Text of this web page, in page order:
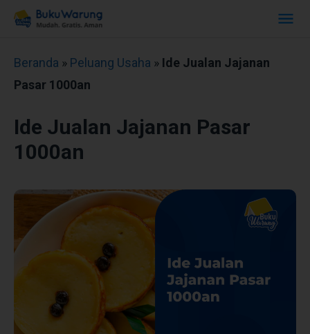
Beranda » Peluang Usaha » Ide Jualan Jajanan
Pasar 1000an
Ide Jualan Jajanan Pasar
1000an